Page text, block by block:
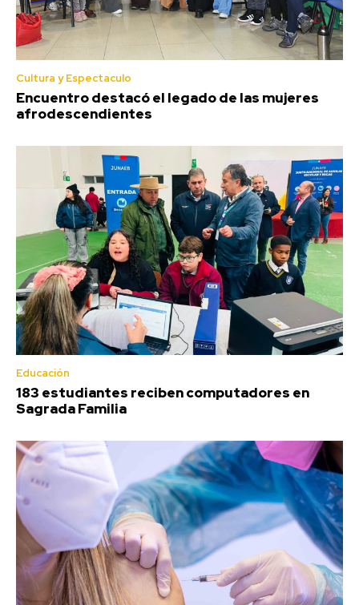
Cultura y Espectaculo
Encuentro destacó el legado de las mujeres
afrodescendientes
Educación
183 estudiantes reciben computadores en
Sagrada Familia